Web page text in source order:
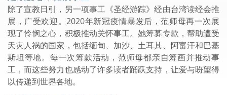
除了宣教日引，另一项事工《圣经游踪》经由台湾读经会推
展，广受欢迎。2020年新冠疫情暴发后，范师母再一次展
现了怜悯之心，积极推动关怀事工。她筹募专款，帮助遭受
天灾人祸的国家，包括缅甸、加沙、土耳其、阿富汗和巴基
斯坦等地。每一次筹款活动，范师母都亲自筹画并推动事
工，而这些努力也感动了许多读者踊跃支持，让爱与盼望得
以传递到世界各地。